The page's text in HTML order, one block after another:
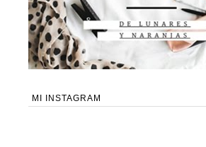
MI INSTAGRAM